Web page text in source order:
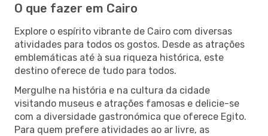
O que fazer em Cairo
Explore o espírito vibrante de Cairo com diversas
atividades para todos os gostos. Desde as atrações
emblemáticas até à sua riqueza histórica, este
destino oferece de tudo para todos.
Mergulhe na história e na cultura da cidade
visitando museus e atrações famosas e delicie-se
com a diversidade gastronómica que oferece Egito.
Para quem prefere atividades ao ar livre, as